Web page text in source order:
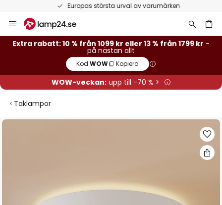
Europas största urval av varumärken
Hoppa
till
innehållet
Extra rabatt: 10 % från 1099 kr eller 13 % från 1799 kr -
på nästan allt
Kod:WOW Kopiera
WOW-veckan:upp till -70 % >
Taklampor
Hoppa